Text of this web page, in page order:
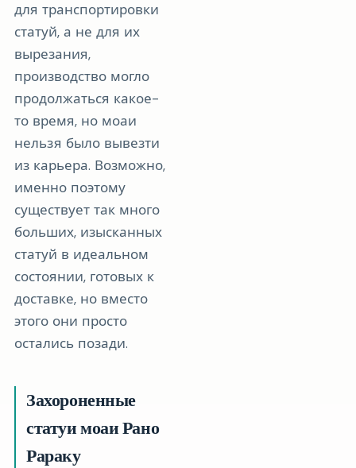
для транспортировки
статуй, а не для их
вырезания,
производство могло
продолжаться какое-
то время, но моаи
нельзя было вывезти
из карьера. Возможно,
именно поэтому
существует так много
больших, изысканных
статуй в идеальном
состоянии, готовых к
доставке, но вместо
этого они просто
остались позади.
Захороненные
статуи моаи Рано
Рараку